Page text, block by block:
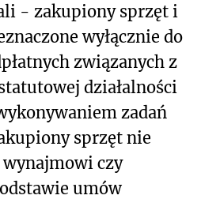
- zakupiony sprzęt i
wyłącznie do
związanych z
działalności
zadań
sprzęt nie
wynajmowi czy
umów